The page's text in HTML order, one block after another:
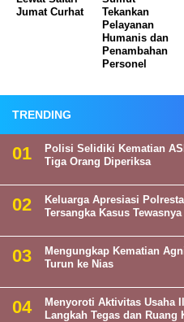
Jumat Curhat
Tekankan
Pelayanan
Humanis dan
Penambahan
Personel
TRENDING
Polisi Selidiki Kematian
Tiga Orang Diperiksa
Keluarga Apresiasi
Tersangka Kasus
Mengungkap Kematian
Turun ke Nias
Menyoroti Aktivitas Usaha
Langkah Tegas dan